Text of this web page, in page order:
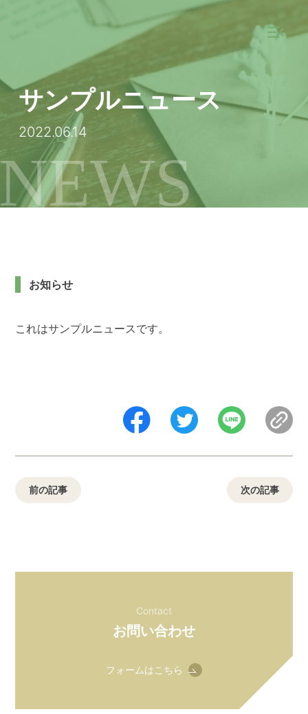
サンプルニュース
2022.06.14
お知らせ
これはサンプルニュースです。
前の記事 次の記事
Contact
お問い合わせ
フォームはこちら